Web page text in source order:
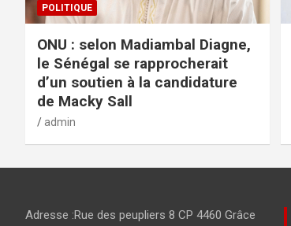
POLITIQUE
ONU : selon Madiambal Diagne,
le Sénégal se rapprocherait
d’un soutien à la candidature
de Macky Sall
admin
Adresse :Rue des peupliers 8 CP 4460 Grâce